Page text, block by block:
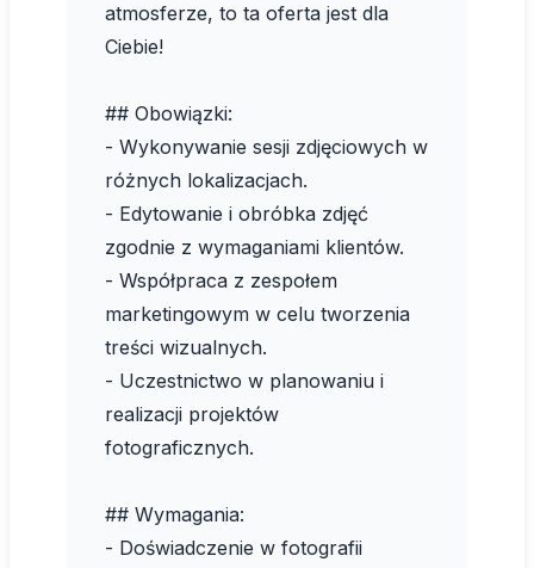
atmosferze, to ta oferta jest dla
Ciebie!
## Obowiązki:
- Wykonywanie sesji zdjęciowych w
różnych lokalizacjach.
- Edytowanie i obróbka zdjęć
zgodnie z wymaganiami klientów.
- Współpraca z zespołem
marketingowym w celu tworzenia
treści wizualnych.
- Uczestnictwo w planowaniu i
realizacji projektów
fotograficznych.
## Wymagania:
- Doświadczenie w fotografii